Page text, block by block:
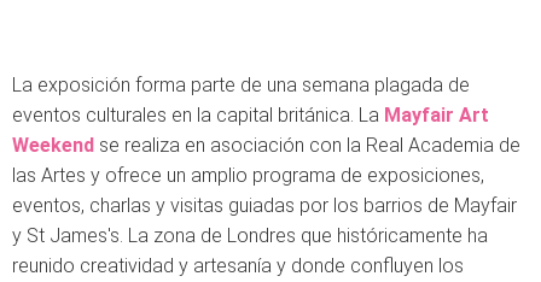
La exposición forma parte de una semana plagada de
eventos culturales en la capital británica. La Mayfair Art
Weekend se realiza en asociación con la Real Academia de
las Artes y ofrece un amplio programa de exposiciones,
eventos, charlas y visitas guiadas por los barrios de Mayfair
y St James's. La zona de Londres que históricamente ha
reunido creatividad y artesanía y donde confluyen los